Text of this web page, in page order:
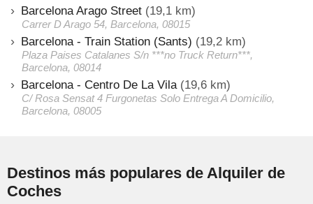
Barcelona Arago Street (19,1 km)
Carrer D Arago 54, Barcelona, 08015
Barcelona - Train Station (Sants) (19,2 km)
Plaza Paises Catalanes S/n ***no Truck Return***,
Barcelona, 08014
Barcelona - Centro De La Vila (19,6 km)
C/ Rosa Sensat 4 Furgonetas Solo Entrega A Domicilio,
Barcelona, 08005
Destinos más populares de Alquiler de
Coches